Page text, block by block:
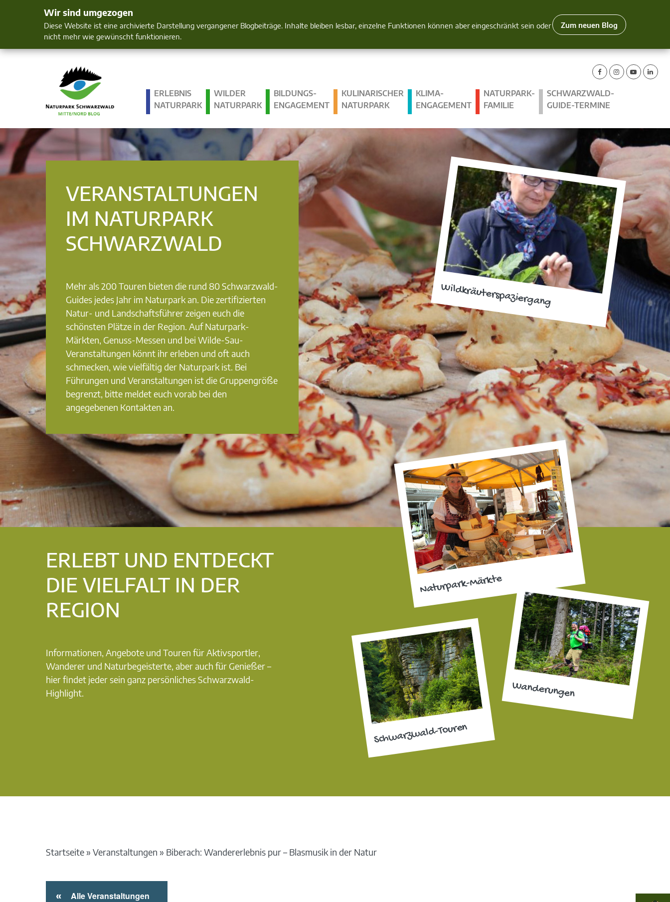
Wir sind umgezogen
Diese Website ist eine archivierte Darstellung vergangener Blogbeiträge. Inhalte bleiben lesbar, einzelne Funktionen können aber eingeschränkt sein oder
nicht mehr wie gewünscht funktionieren.
Zum neuen Blog
Mensch und Natur im Blick
ERLEBNIS
NATURPARK
WILDER
NATURPARK
BILDUNGS­
ENGAGEMENT
KULINARISCHER
NATURPARK
KLIMA­
ENGAGEMENT
NATURPARK-
FAMILIE
SCHWARZWALD-
GUIDE-TERMINE
Wildkräuterspaziergang
VERANSTALTUNGEN
IM NATURPARK
SCHWARZWALD
Mehr als 200 Touren bieten die rund 80 Schwarzwald-
Guides jedes Jahr im Naturpark an. Die zertifizierten
Natur- und Landschaftsführer zeigen euch die
schönsten Plätze in der Region. Auf Naturpark-
Märkten, Genuss-Messen und bei Wilde-Sau-
Veranstaltungen könnt ihr erleben und oft auch
schmecken, wie vielfältig der Naturpark ist. Bei
Führungen und Veranstaltungen ist die Gruppengröße
begrenzt, bitte meldet euch vorab bei den
angegebenen Kontakten an.
ERLEBT UND ENTDECKT
DIE VIELFALT IN DER
REGION
Informationen, Angebote und Touren für Aktivsportler,
Wanderer und Naturbegeisterte, aber auch für Genießer –
hier findet jeder sein ganz persönliches Schwarzwald-
Highlight.
Naturpark-Märkte
Wanderungen
Schwarzwald-Touren
Startseite» Veranstaltungen » Biberach: Wandererlebnis pur – Blasmusik in der Natur
« Alle Veranstaltungen